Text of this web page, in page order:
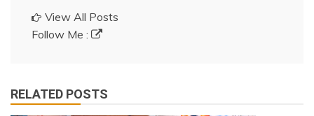
View All Posts
Follow Me :
RELATED POSTS